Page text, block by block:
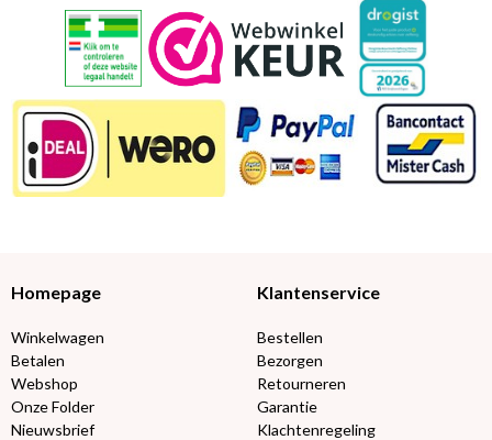
Homepage
Winkelwagen
Betalen
Webshop
Onze Folder
Nieuwsbrief
Klantenservice
Bestellen
Bezorgen
Retourneren
Garantie
Klachtenregeling